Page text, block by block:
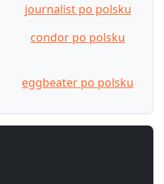
journalist po polsku
condor po polsku
eggbeater po polsku